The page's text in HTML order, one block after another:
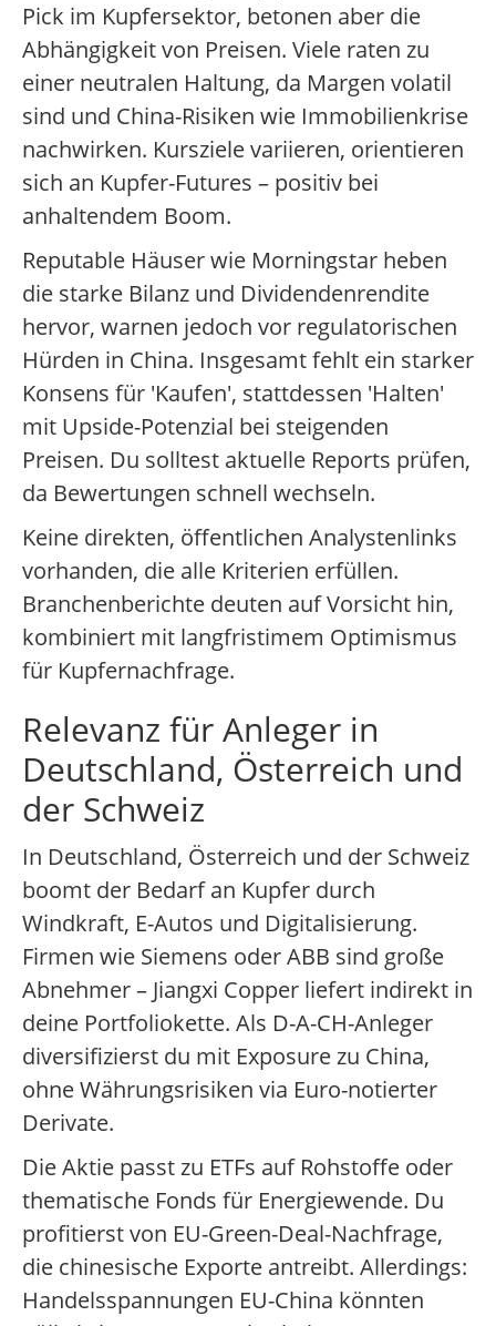
Pick im Kupfersektor, betonen aber die
Abhängigkeit von Preisen. Viele raten zu
einer neutralen Haltung, da Margen volatil
sind und China-Risiken wie Immobilienkrise
nachwirken. Kursziele variieren, orientieren
sich an Kupfer-Futures – positiv bei
anhaltendem Boom.
Reputable Häuser wie Morningstar heben
die starke Bilanz und Dividendenrendite
hervor, warnen jedoch vor regulatorischen
Hürden in China. Insgesamt fehlt ein starker
Konsens für 'Kaufen', stattdessen 'Halten'
mit Upside-Potenzial bei steigenden
Preisen. Du solltest aktuelle Reports prüfen,
da Bewertungen schnell wechseln.
Keine direkten, öffentlichen Analystenlinks
vorhanden, die alle Kriterien erfüllen.
Branchenberichte deuten auf Vorsicht hin,
kombiniert mit langfristimem Optimismus
für Kupfernachfrage.
Relevanz für Anleger in
Deutschland, Österreich und
der Schweiz
In Deutschland, Österreich und der Schweiz
boomt der Bedarf an Kupfer durch
Windkraft, E-Autos und Digitalisierung.
Firmen wie Siemens oder ABB sind große
Abnehmer – Jiangxi Copper liefert indirekt in
deine Portfoliokette. Als D-A-CH-Anleger
diversifizierst du mit Exposure zu China,
ohne Währungsrisiken via Euro-notierter
Derivate.
Die Aktie passt zu ETFs auf Rohstoffe oder
thematische Fonds für Energiewende. Du
profitierst von EU-Green-Deal-Nachfrage,
die chinesische Exporte antreibt. Allerdings:
Handelsspannungen EU-China könnten